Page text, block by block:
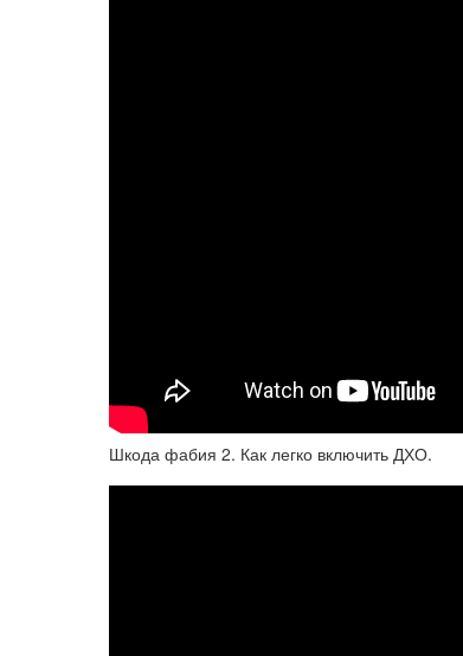
Шкода фабия 2. Как легко включить ДХО.